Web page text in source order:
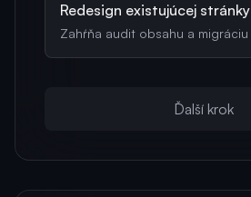
Redesign existujúcej stránky
Zahŕňa audit obsahu a migráciu
Ďalší krok